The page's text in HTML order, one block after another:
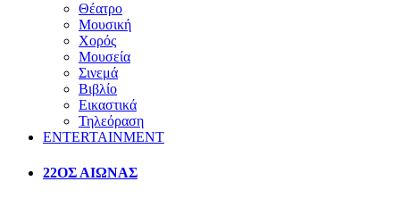
Θέατρο
Μουσική
Χορός
Μουσεία
Σινεμά
Βιβλίο
Εικαστικά
Τηλεόραση
ENTERTAINMENT
22ΟΣ ΑΙΩΝΑΣ